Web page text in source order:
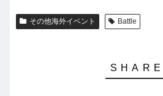
その他海外イベント Battle